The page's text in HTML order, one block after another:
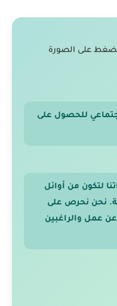
على الصورة
للحصول على
لتكون من أوائل
نحن نحرص على
عمل والراغبين